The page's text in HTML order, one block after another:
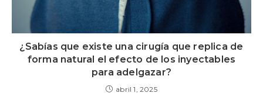
¿Sabías que existe una cirugía que replica de
forma natural el efecto de los inyectables
para adelgazar?
abril 1, 2025